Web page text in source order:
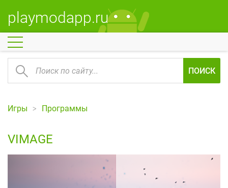
playmodapp.ru
ПОИСК
Игры Программы
VIMAGE